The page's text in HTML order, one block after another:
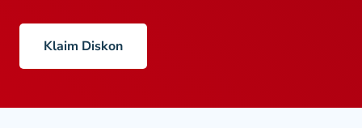
Klaim Diskon